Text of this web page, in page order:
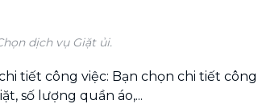
dịch vụ Giặt ủi.
tiết công việc: Bạn chọn chi tiết công
số lượng quần áo,...